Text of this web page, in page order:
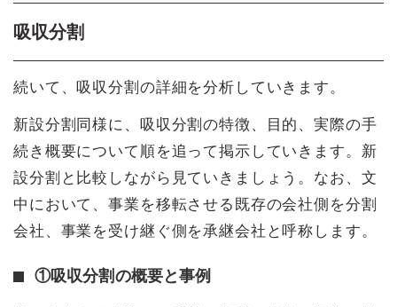
吸収分割
続いて、吸収分割の詳細を分析していきます。
新設分割同様に、吸収分割の特徴、目的、実際の手
続き概要について順を追って掲示していきます。新
設分割と比較しながら見ていきましょう。なお、文
中において、事業を移転させる既存の会社側を分割
会社、事業を受け継ぐ側を承継会社と呼称します。
①吸収分割の概要と事例